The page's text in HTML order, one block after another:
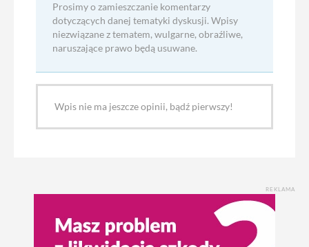
Prosimy o zamieszczanie komentarzy
dotyczących danej tematyki dyskusji. Wpisy
niezwiązane z tematem, wulgarne, obraźliwe,
naruszające prawo będą usuwane.
Wpis nie ma jeszcze opinii, bądź pierwszy!
REKLAMA